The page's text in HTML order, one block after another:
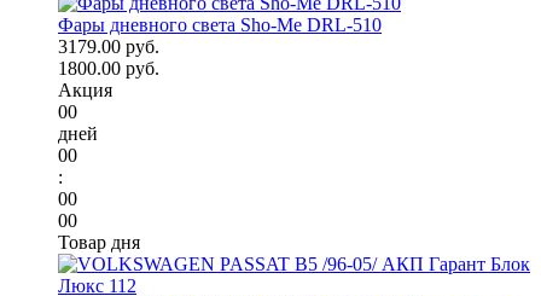
Фары дневного света Sho-Me DRL-510
3179.00 руб.
1800.00 руб.
Акция
00
дней
00
:
00
00
Товар дня